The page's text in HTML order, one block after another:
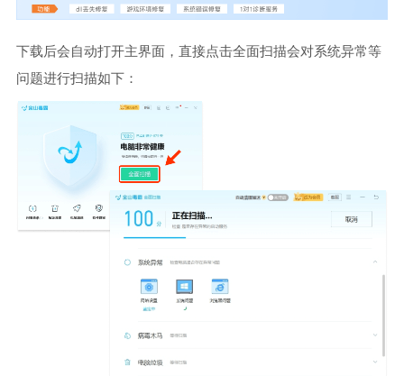
下载后会自动打开主界面，直接点击全面扫描会对系统异常等
问题进行扫描如下：